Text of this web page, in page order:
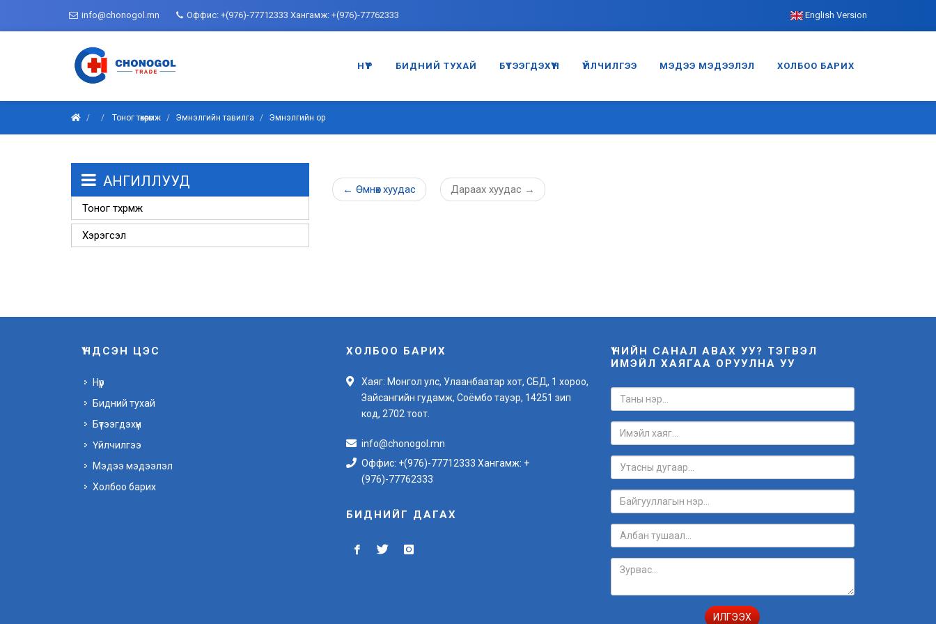
info@chonogol.mn Оффис: +(976)-77712333 Хангамж: +(976)-77762333 English Version
НҮҮР БИДНИЙ ТУХАЙ БҮТЭЭГДЭХҮҮН ҮЙЛЧИЛГЭЭ МЭДЭЭ МЭДЭЭЛЭЛ ХОЛБОО БАРИХ
Тоног төхөөрөмж Эмнэлгийн тавилга Эмнэлгийн ор
АНГИЛЛУУД
Тоног төхөөрөмж
Хэрэгсэл
← Өмнөххуудас Дараах хуудас →
ҮНДСЭН ЦЭС
Нүүр
Бидний тухай
Бүтээгдэхүүн
Үйлчилгээ
Мэдээ мэдээлэл
Холбоо барих
ХОЛБОО БАРИХ
Хаяг: Монгол улс, Улаанбаатар хот, СБД, 1 хороо,
Зайсангийн гудамж, Соёмбо тауэр, 14251 зип
код, 2702 тоот.
info@chonogol.mn
Оффис: +(976)-77712333 Хангамж: +
(976)-77762333
БИДНИЙГ ДАГАХ
ҮНИЙН САНАЛ АВАХ УУ? ТЭГВЭЛ
ИМЭЙЛ ХАЯГАА ОРУУЛНА УУ
ИЛГЭЭХ